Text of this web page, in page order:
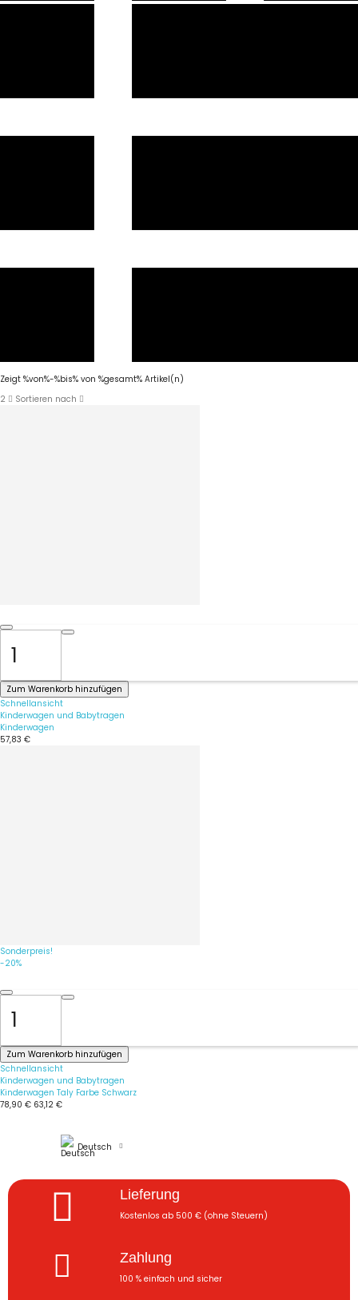
Zeigt %von%-%bis% von %gesamt% Artikel(n)
2
Sortieren nach
Zum Warenkorb hinzufügen
Schnellansicht
Kinderwagen und Babytragen
Kinderwagen
57,83 €
Sonderpreis!
-20%
Zum Warenkorb hinzufügen
Schnellansicht
Kinderwagen und Babytragen
Kinderwagen Taly Farbe Schwarz
78,90 € 63,12 €
Deutsch
Lieferung
Kostenlos ab 500 € (ohne Steuern)
Zahlung
100 % einfach und sicher